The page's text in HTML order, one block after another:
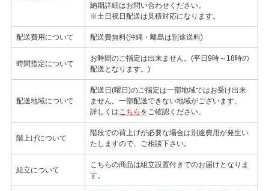
納期詳細はお問い合わせください。
※土日祝日配送は見積対応になります。
配送費用について 配送費無料(沖縄・離島は別途送料)
時間指定について
お時間のご指定は出来ません。(平日9時～18時の
配送となります。)
配送地域について
配送日(曜日)のご指定は一部地域ではお受け出来
ません。一部配送できない地域がございます。
詳しくは こちら をご確認ください。
階上げについて
階段での荷上げが必要な場合は別途費用が発生い
たしますので、ご相談下さい。
組立について
こちらの商品は組立設置付きでのお届けとなりま
す。